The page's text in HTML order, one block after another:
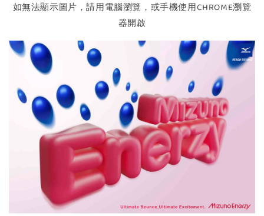
如無法顯示圖片，請用電腦瀏覽，或手機使用CHROME瀏覽
器開啟